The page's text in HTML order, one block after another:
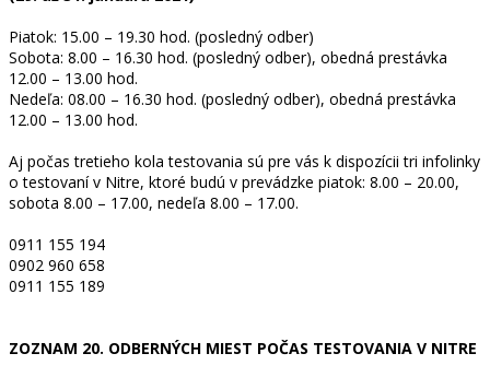
Piatok: 15.00 – 19.30 hod. (posledný odber)
Sobota: 8.00 – 16.30 hod. (posledný odber), obedná prestávka
12.00 – 13.00 hod.
Nedeľa: 08.00 – 16.30 hod. (posledný odber), obedná prestávka
12.00 – 13.00 hod.
Aj počas tretieho kola testovania sú pre vás k dispozícii tri infolinky
o testovaní v Nitre, ktoré budú v prevádzke piatok: 8.00 – 20.00,
sobota 8.00 – 17.00, nedeľa 8.00 – 17.00.
0911 155 194
0902 960 658
0911 155 189
ZOZNAM 20. ODBERNÝCH MIEST POČAS TESTOVANIA V NITRE